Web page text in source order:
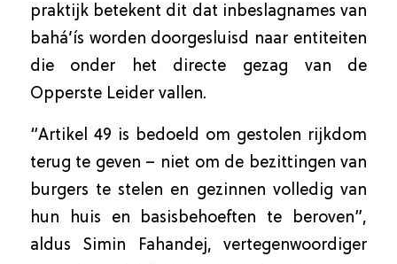
praktijk betekent dit dat inbeslagnames van
bahá’ís worden doorgesluisd naar entiteiten
die onder het directe gezag van de
Opperste Leider vallen.
“Artikel 49 is bedoeld om gestolen rijkdom
terug te geven – niet om de bezittingen van
burgers te stelen en gezinnen volledig van
hun huis en basisbehoeften te beroven”,
aldus Simin Fahandej, vertegenwoordiger